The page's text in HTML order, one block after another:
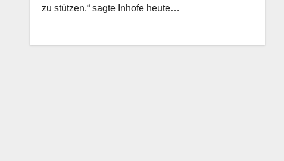
zu stützen.“ sagte Inhofe heute…